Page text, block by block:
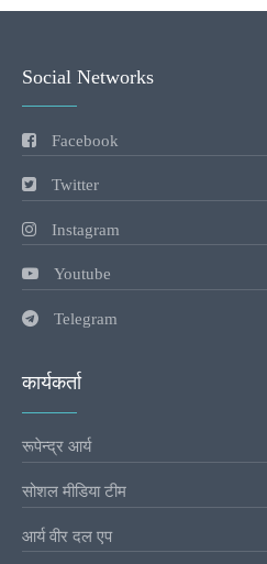
Social Networks
Facebook
Twitter
Instagram
Youtube
Telegram
कार्यकर्ता
रूपेन्द्र आर्य
सोशल मीडिया टीम
आर्य वीर दल एप